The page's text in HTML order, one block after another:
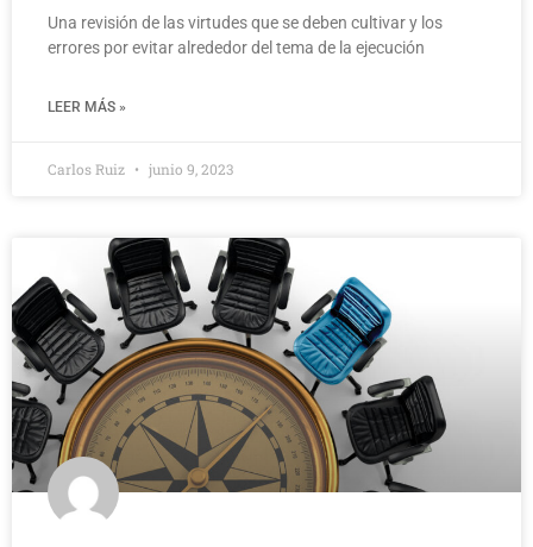
Una revisión de las virtudes que se deben cultivar y los
errores por evitar alrededor del tema de la ejecución
LEER MÁS »
Carlos Ruiz junio 9, 2023